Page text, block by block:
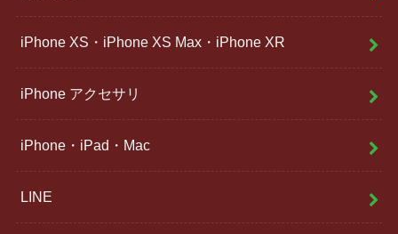
iPhone XS・iPhone XS Max・iPhone XR
iPhone アクセサリ
iPhone・iPad・Mac
LINE